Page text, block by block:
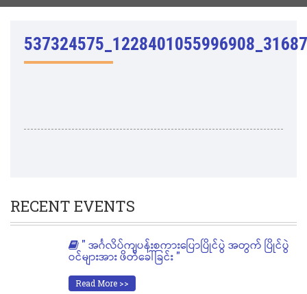
RECENT EVENTS
" အင်္ဂလိပ်ကျပန်းစကားပြောပြိုင်ပွဲ အတွက် ပြိုင်ပွဲ
ဝင်များအား ဖိတ်ခေါ်ခြင်း "
Read More >>